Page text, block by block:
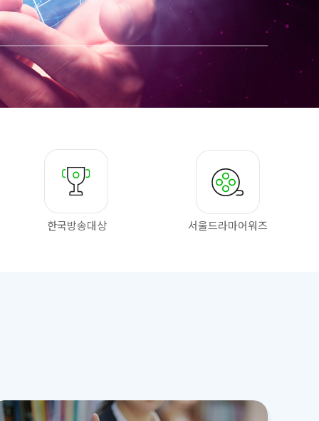
한국방송대상 서울드라마어워즈